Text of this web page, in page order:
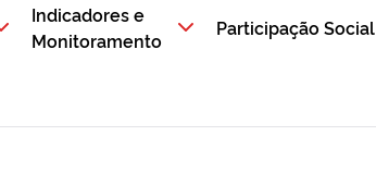
Indicadores e
Monitoramento
Participação Social